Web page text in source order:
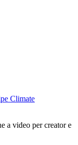
Climate
a video per creator e